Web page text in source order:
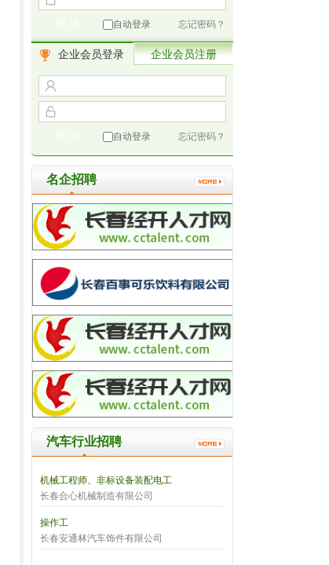
自动登录 忘记密码？
企业会员登录 企业会员注册
自动登录 忘记密码？
名企招聘
汽车行业招聘
机械工程师、非标设备装配电工
长春合心机械制造有限公司
操作工
长春安通林汽车饰件有限公司